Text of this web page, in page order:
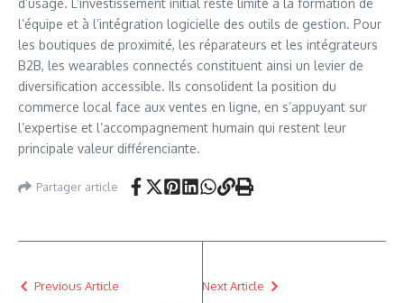
d’usage. L’investissement initial reste limité à la formation de
l’équipe et à l’intégration logicielle des outils de gestion. Pour
les boutiques de proximité, les réparateurs et les intégrateurs
B2B, les wearables connectés constituent ainsi un levier de
diversification accessible. Ils consolident la position du
commerce local face aux ventes en ligne, en s’appuyant sur
l’expertise et l’accompagnement humain qui restent leur
principale valeur différenciante.
Partager article
Previous Article Next Article